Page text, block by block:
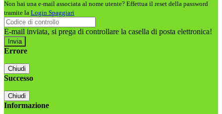
Non hai una e-mail associata al nome utente? Effettua il reset della password
tramite la Login Spaggiari
E-mail inviata, si prega di controllare la casella di posta elettronica!
Errore
Chiudi
Successo
Chiudi
Informazione